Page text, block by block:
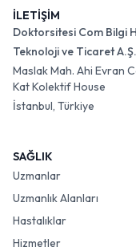
İLETİŞİM
Doktorsitesi Com Bilgi
Teknoloji ve Ticaret A.Ş.
Maslak Mah. Ahi Evran
Kat Kolektif House
İstanbul, Türkiye
SAĞLIK
Uzmanlar
Uzmanlık Alanları
Hastalıklar
Hizmetler